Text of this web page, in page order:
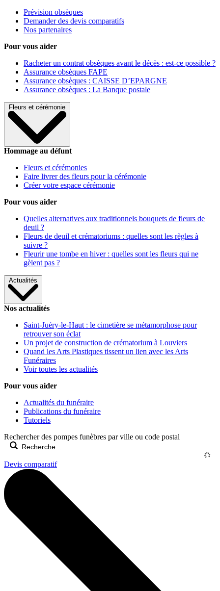
Prévision obsèques
Demander des devis comparatifs
Nos partenaires
Pour vous aider
Racheter un contrat obsèques avant le décès : est-ce possible ?
Assurance obsèques FAPE
Assurance obsèques : CAISSE D’EPARGNE
Assurance obsèques : La Banque postale
Fleurs et cérémonie
Hommage au défunt
Fleurs et cérémonies
Faire livrer des fleurs pour la cérémonie
Créer votre espace cérémonie
Pour vous aider
Quelles alternatives aux traditionnels bouquets de fleurs de
deuil ?
Fleurs de deuil et crématoriums : quelles sont les règles à
suivre ?
Fleurir une tombe en hiver : quelles sont les fleurs qui ne
gèlent pas ?
Actualités
Nos actualités
Saint-Juéry-le-Haut : le cimetière se métamorphose pour
retrouver son éclat
Un projet de construction de crématorium à Louviers
Quand les Arts Plastiques tissent un lien avec les Arts
Funéraires
Voir toutes les actualités
Pour vous aider
Actualités du funéraire
Publications du funéraire
Tutoriels
Rechercher des pompes funèbres par ville ou code postal
Devis comparatif